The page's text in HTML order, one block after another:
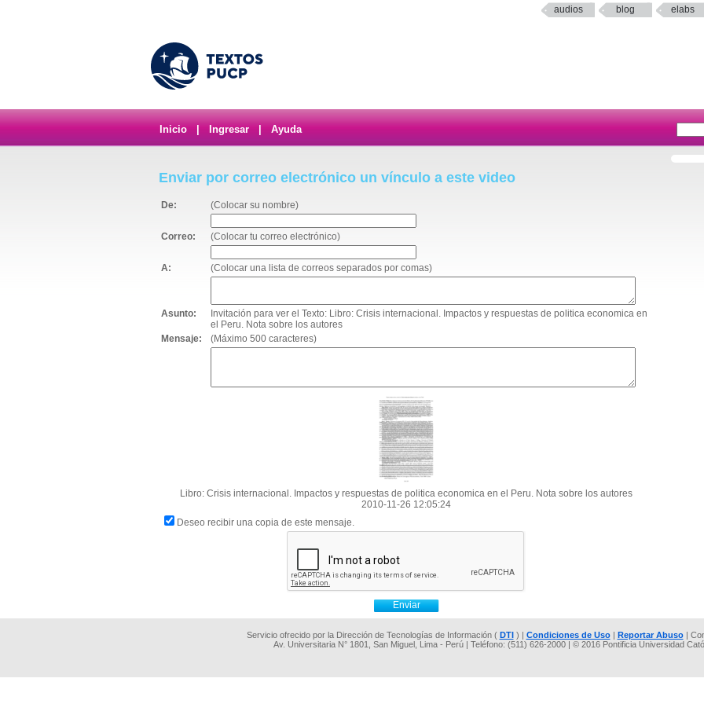
audios blog elabs
Inicio Ingresar Ayuda
Enviar por correo electrónico un vínculo a este video
De: (Colocar su nombre)
Correo: (Colocar tu correo electrónico)
A: (Colocar una lista de correos separados por comas)
Asunto:
Invitación para ver el Texto: Libro: Crisis internacional. Impactos y respuestas de politica economica en
el Peru. Nota sobre los autores
Mensaje:
(Máximo 500 caracteres)
Libro: Crisis internacional. Impactos y respuestas de politica economica en el Peru. Nota sobre los autores
2010-11-26 12:05:24
Deseo recibir una copia de este mensaje.
Servicio ofrecido por la Dirección de Tecnologías de Información ( DTI) | Condiciones de Uso| Reportar Abuso|
Av. Universitaria N° 1801, San Miguel, Lima - Perú | Teléfono: (511) 626-2000 | © 2016 Pontificia Universidad